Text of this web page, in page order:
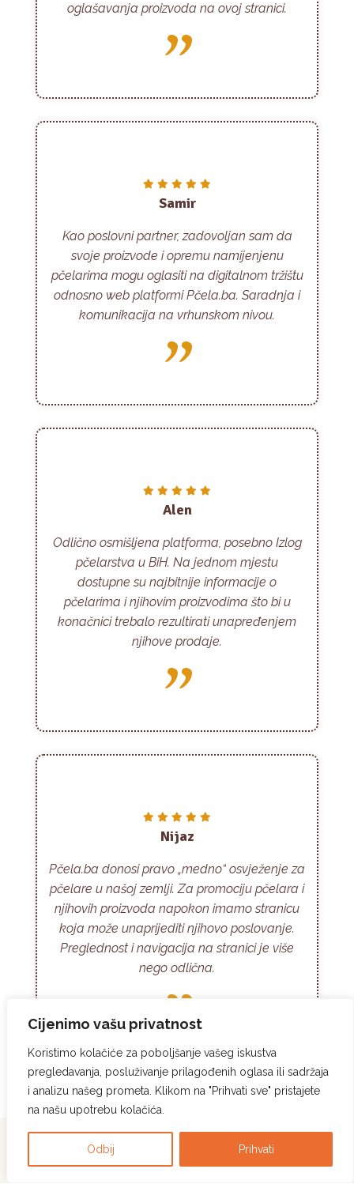
Cijenimo vašu privatnost
Koristimo kolačiće za poboljšanje vašeg iskustva
pregledavanja, posluživanje prilagođenih oglasa ili sadržaja
i analizu našeg prometa. Klikom na "Prihvati sve" pristajete
na našu upotrebu kolačića.
Odbij Prihvati
oglašavanja proizvoda na ovoj stranici.
Samir
Kao poslovni partner, zadovoljan sam da
svoje proizvode i opremu namijenjenu
pčelarima mogu oglasiti na digitalnom tržištu
odnosno web platformi Pčela.ba. Saradnja i
komunikacija na vrhunskom nivou.
Alen
Odlično osmišljena platforma, posebno Izlog
pčelarstva u BiH. Na jednom mjestu
dostupne su najbitnije informacije o
pčelarima i njihovim proizvodima što bi u
konačnici trebalo rezultirati unapređenjem
njihove prodaje.
Nijaz
Pčela.ba donosi pravo „medno“ osvježenje za
pčelare u našoj zemlji. Za promociju pčelara i
njihovih proizvoda napokon imamo stranicu
koja može unaprijediti njihovo poslovanje.
Preglednost i navigacija na stranici je više
nego odlična.
Pcela.ba © Sva prava
Politika korištenja kolačića